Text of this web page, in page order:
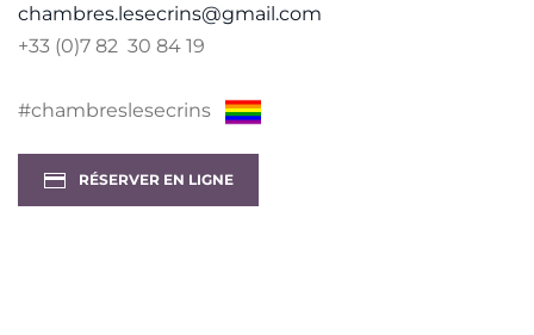
chambres.lesecrins@gmail.com
+33 (0)7 82 30 84 19
#chambreslesecrins
RÉSERVER EN LIGNE